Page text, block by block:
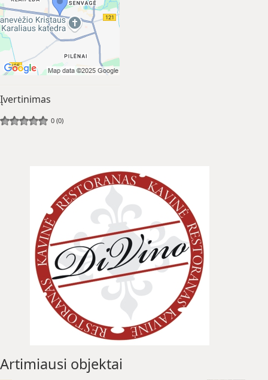
Įvertinimas
0 (0)
Artimiausi objektai